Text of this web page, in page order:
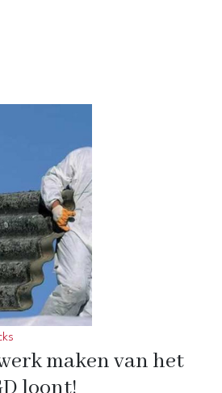
maken van het